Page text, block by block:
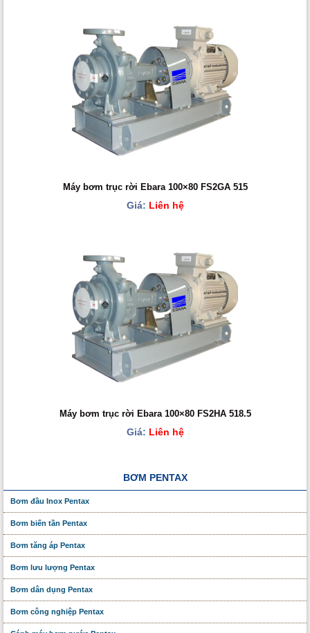
Máy bơm trục rời Ebara 100×80 FS2GA 515
Giá: Liên hệ
Máy bơm trục rời Ebara 100×80 FS2HA 518.5
Giá: Liên hệ
BƠM PENTAX
Bơm đầu Inox Pentax
Bơm biến tần Pentax
Bơm tăng áp Pentax
Bơm lưu lượng Pentax
Bơm dân dụng Pentax
Bơm công nghiệp Pentax